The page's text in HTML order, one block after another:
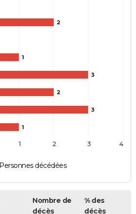
2
1
3
2
3
1
Personnes décédées
1 2 3 4
Nombre de
décès
% des
décès